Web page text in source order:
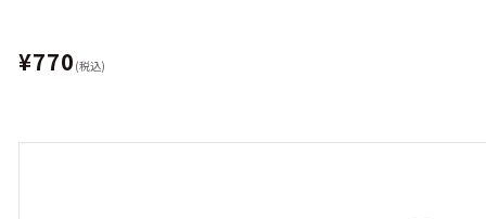
¥770 (税込)